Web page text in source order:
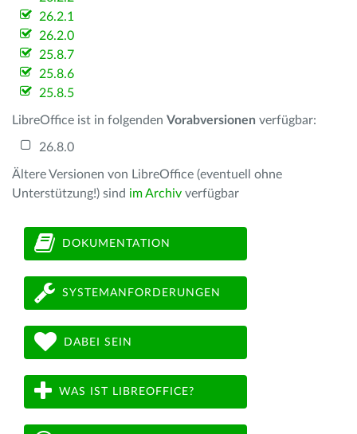
26.2.1
26.2.0
25.8.7
25.8.6
25.8.5
LibreOffice ist in folgenden Vorabversionen verfügbar:
26.8.0
Ältere Versionen von LibreOffice (eventuell ohne
Unterstützung!) sind im Archiv verfügbar
DOKUMENTATION
SYSTEMANFORDERUNGEN
DABEI SEIN
WAS IST LIBREOFFICE?